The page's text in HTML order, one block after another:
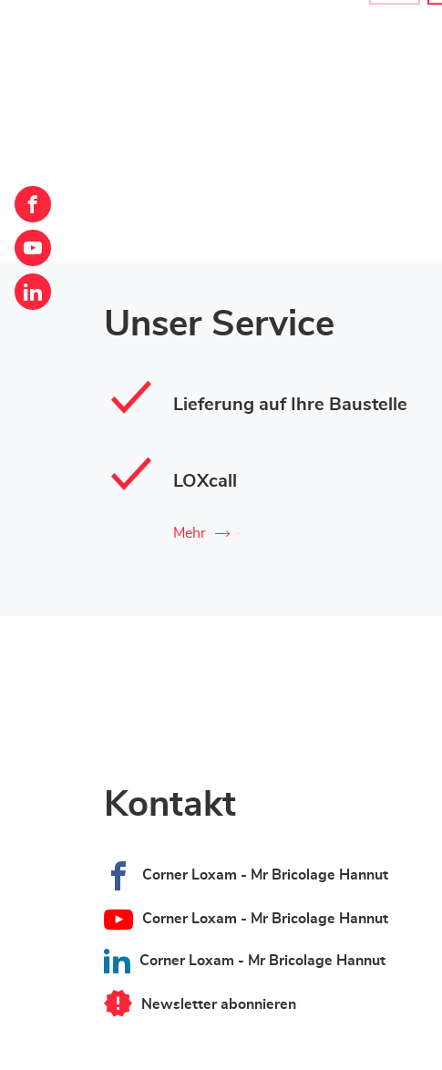
Unser Service
Lieferung auf Ihre Baustelle
LOXcall
Mehr
Kontakt
Corner Loxam - Mr Bricolage Hannut
Corner Loxam - Mr Bricolage Hannut
Corner Loxam - Mr Bricolage Hannut
Newsletter abonnieren
von
Corner
Loxam
-
Mr
Corner
Loxam
-
Corner